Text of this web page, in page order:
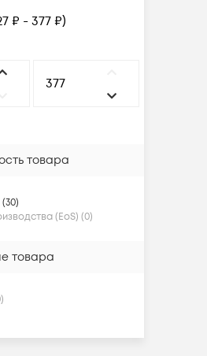
₽ - 377 ₽)
товара
(EoS) (0)
товара